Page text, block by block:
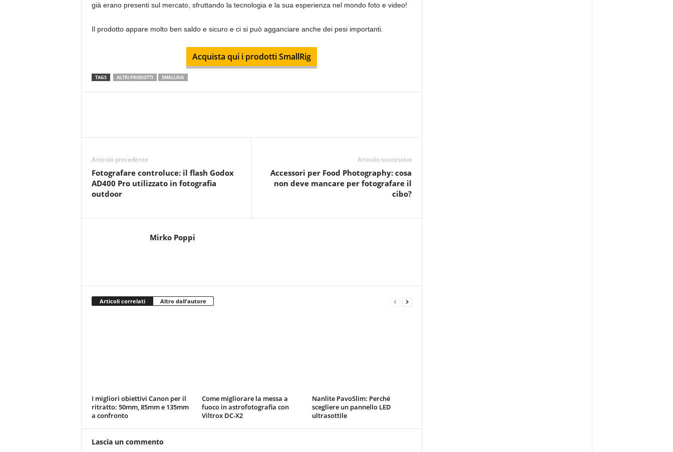
già erano presenti sul mercato, sfruttando la tecnologia e la sua esperienza nel mondo foto e video!
Il prodotto appare molto ben saldo e sicuro e ci si può agganciare anche dei pesi importanti.
Acquista qui i prodotti SmallRig
TAGS ALTRI PRODOTTI SMALLRIG
Articolo precedente
Fotografare controluce: il flash Godox
AD400 Pro utilizzato in fotografia
outdoor
Articolo successivo
Accessori per Food Photography: cosa
non deve mancare per fotografare il
cibo?
Mirko Poppi
Articoli correlati Altro dall'autore
I migliori obiettivi Canon per il
ritratto: 50mm, 85mm e 135mm
a confronto
Come migliorare la messa a
fuoco in astrofotografia con
Viltrox DC-X2
Nanlite PavoSlim: Perché
scegliere un pannello LED
ultrasottile
Lascia un commento